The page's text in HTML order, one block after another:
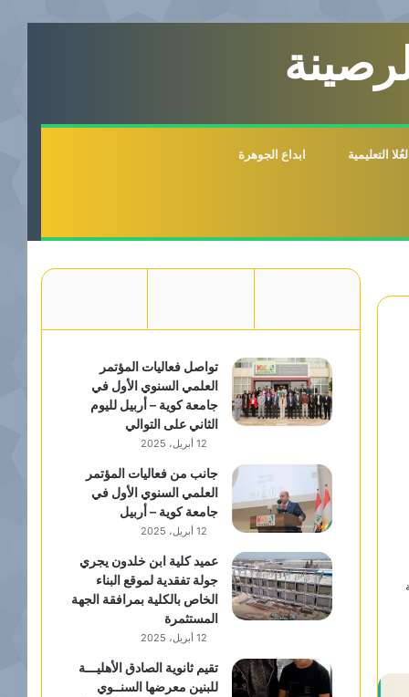
التعليمية ابداع الجوهرة
تواصل فعاليات المؤتمر
العلمي السنوي الأول في
جامعة كوية – أربيل لليوم
الثاني على التوالي
12 أبريل، 2025
جانب من فعاليات المؤتمر
العلمي السنوي الأول في
جامعة كوية – أربيل
12 أبريل، 2025
عميد كلية ابن خلدون يجري
جولة تفقدية لموقع البناء
الخاص بالكلية بمرافقة الجهة
المستثمرة
12 أبريل، 2025
تقيم ثانوية الصادق الأهليـــة
للبنين معرضها السنــوي